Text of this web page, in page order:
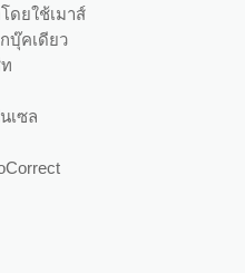
ดยใช้เมาส์
บุ๊คเดียว
เซล